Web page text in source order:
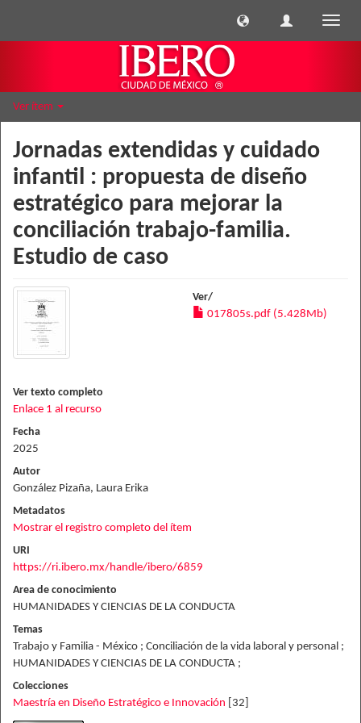
Ver ítem
Jornadas extendidas y cuidado
infantil : propuesta de diseño
estratégico para mejorar la
conciliación trabajo-familia.
Estudio de caso
Ver/
017805s.pdf (5.428Mb)
Ver texto completo
Enlace 1 al recurso
Fecha
2025
Autor
González Pizaña, Laura Erika
Metadatos
Mostrar el registro completo del ítem
URI
https://ri.ibero.mx/handle/ibero/6859
Area de conocimiento
HUMANIDADES Y CIENCIAS DE LA CONDUCTA
Temas
Trabajo y Familia - México ; Conciliación de la vida laboral y personal ;
HUMANIDADES Y CIENCIAS DE LA CONDUCTA ;
Colecciones
Maestría en Diseño Estratégico e Innovación [32]